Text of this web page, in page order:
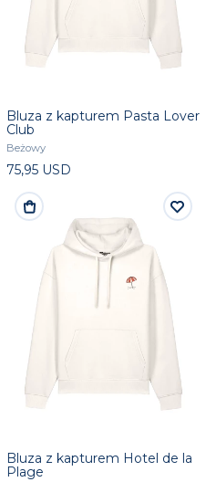
Bluza z kapturem Pasta Lover
Club
Beżowy
75,95 USD
Bluza z kapturem Hotel de la
Plage